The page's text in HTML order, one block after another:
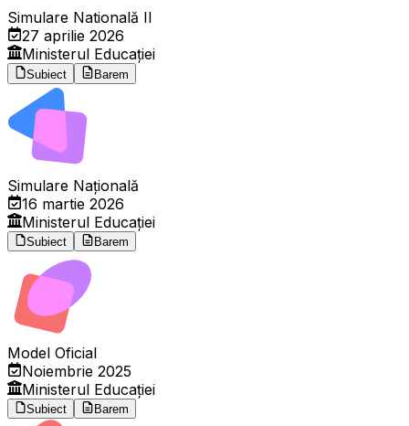
Simulare Natională II
27 aprilie 2026
Ministerul Educației
Subiect Barem
Simulare Națională
16 martie 2026
Ministerul Educației
Subiect Barem
Model Oficial
Noiembrie 2025
Ministerul Educației
Subiect Barem